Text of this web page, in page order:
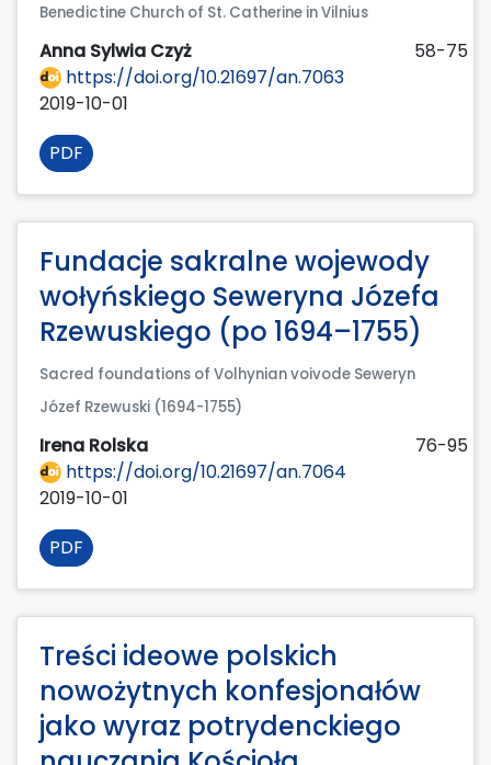
Benedictine Church of St. Catherine in Vilnius
Anna Sylwia Czyż
58-75
https://doi.org/10.21697/an.7063
2019-10-01
PDF
Fundacje sakralne wojewody
wołyńskiego Seweryna Józefa
Rzewuskiego (po 1694–1755)
Sacred foundations of Volhynian voivode Seweryn
Józef Rzewuski (1694-1755)
Irena Rolska
76-95
https://doi.org/10.21697/an.7064
2019-10-01
PDF
Treści ideowe polskich
nowożytnych konfesjonałów
jako wyraz potrydenckiego